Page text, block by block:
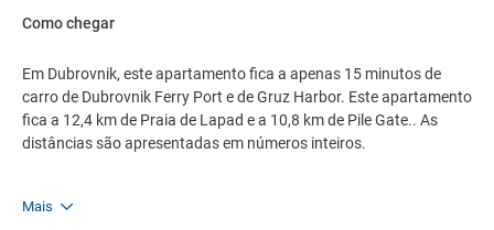
Como chegar
Em Dubrovnik, este apartamento fica a apenas 15 minutos de
carro de Dubrovnik Ferry Port e de Gruz Harbor. Este apartamento
fica a 12,4 km de Praia de Lapad e a 10,8 km de Pile Gate.. As
distâncias são apresentadas em números inteiros.
Mais